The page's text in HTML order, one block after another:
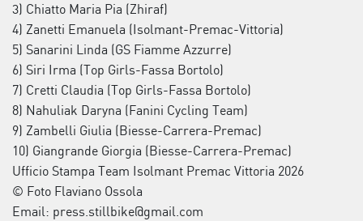
3) Chiatto Maria Pia (Zhiraf)
4) Zanetti Emanuela (Isolmant-Premac-Vittoria)
5) Sanarini Linda (GS Fiamme Azzurre)
6) Siri Irma (Top Girls-Fassa Bortolo)
7) Cretti Claudia (Top Girls-Fassa Bortolo)
8) Nahuliak Daryna (Fanini Cycling Team)
9) Zambelli Giulia (Biesse-Carrera-Premac)
10) Giangrande Giorgia (Biesse-Carrera-Premac)
Ufficio Stampa Team Isolmant Premac Vittoria 2026
© Foto Flaviano Ossola
Email: press.stillbike@gmail.com